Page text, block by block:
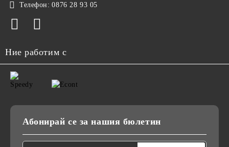
Телефон: 0876 28 93 05
Ние работим с
Абонирай се за нашия бюлетин